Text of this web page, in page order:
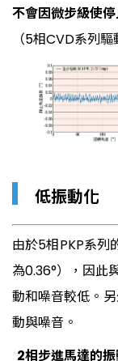
不會因微步級使
（5相CVD系列
低振動化
由於5相PKP系列
為0.36°），因此
動和噪音較低。
動與噪音。
2相步進馬達的